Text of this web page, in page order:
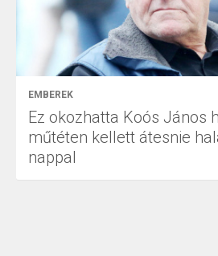
EMBEREK
Ez okozhatta Koós János
műtéten kellett átesnie
nappal